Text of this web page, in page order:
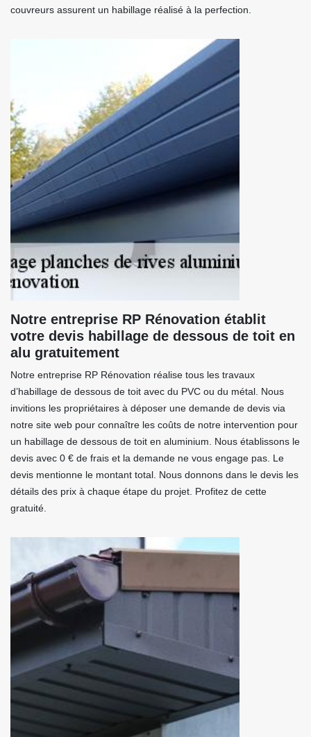
couvreurs assurent un habillage réalisé à la perfection.
Notre entreprise RP Rénovation établit
votre devis habillage de dessous de toit en
alu gratuitement
Notre entreprise RP Rénovation réalise tous les travaux
d’habillage de dessous de toit avec du PVC ou du métal. Nous
invitions les propriétaires à déposer une demande de devis via
notre site web pour connaître les coûts de notre intervention pour
un habillage de dessous de toit en aluminium. Nous établissons le
devis avec 0 € de frais et la demande ne vous engage pas. Le
devis mentionne le montant total. Nous donnons dans le devis les
détails des prix à chaque étape du projet. Profitez de cette
gratuité.